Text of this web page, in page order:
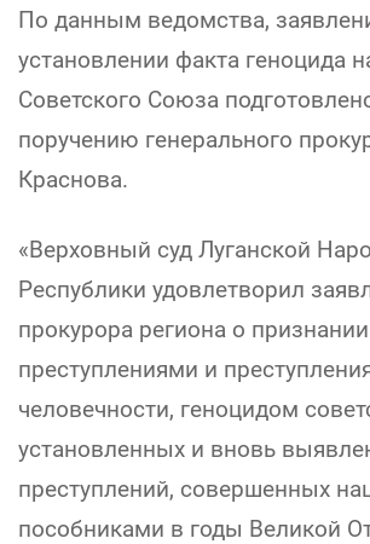
По данным ведомства,
установлении факта геноцида
Советского Союза
поручению генерального
Краснова.
«Верховный суд Луганской
Республики удовлетворил
прокурора региона о
преступлениями и
человечности, геноцидом
установленных и вновь
преступлений, совершенных
пособниками в годы Великой